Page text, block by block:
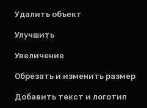
Удалить объект
Улучшить
Увеличение
Обрезать и изменить размер
Добавить текст и логотип